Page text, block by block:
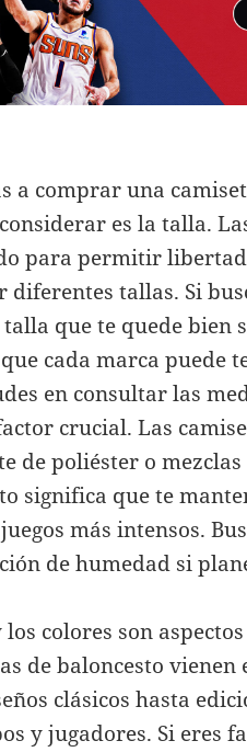
a comprar una
es la talla.
para permitir
diferentes tallas. Si
que te quede bien
cada marca puede
en consultar las
crucial. Las
de poliéster o
significa que te
más intensos.
de humedad si
los colores son
de baloncesto
clásicos hasta
y jugadores. Si eres